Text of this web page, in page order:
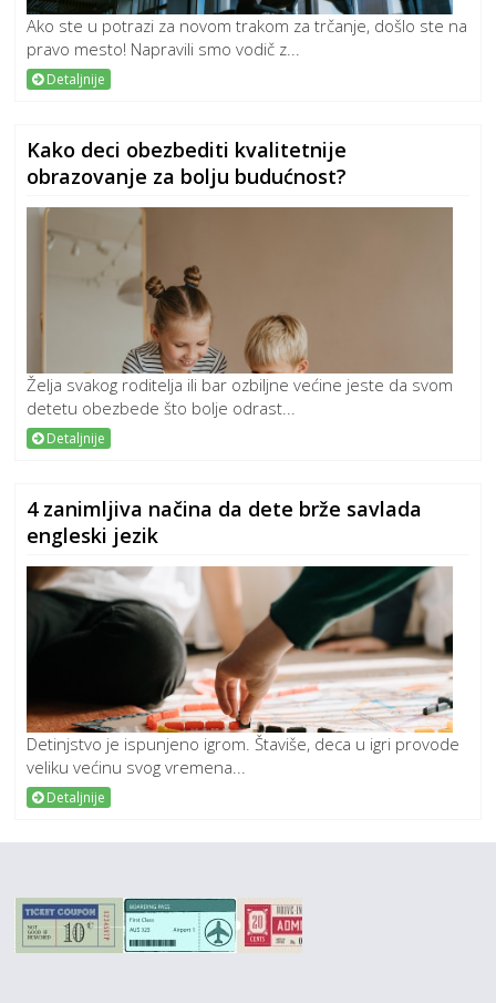
Ako ste u potrazi za novom trakom za trčanje, došlo ste na
pravo mesto! Napravili smo vodič z...
Detaljnije
Kako deci obezbediti kvalitetnije
obrazovanje za bolju budućnost?
Želja svakog roditelja ili bar ozbiljne većine jeste da svom
detetu obezbede što bolje odrast...
Detaljnije
4 zanimljiva načina da dete brže savlada
engleski jezik
Detinjstvo je ispunjeno igrom. Štaviše, deca u igri provode
veliku većinu svog vremena...
Detaljnije